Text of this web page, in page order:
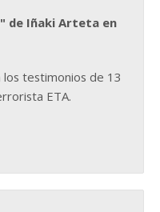
de Iñaki Arteta en
los testimonios de 13
ETA.